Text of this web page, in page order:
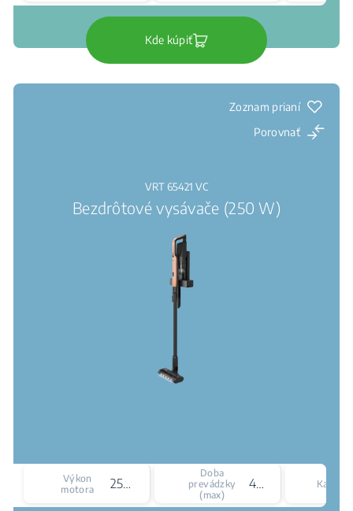
Kde kúpiť
Zoznam prianí
Porovnať
VRT 65421 VC
Bezdrôtové vysávače (250 W)
Výkon
motora
250 W
Doba
prevádzky
(max)
40 min